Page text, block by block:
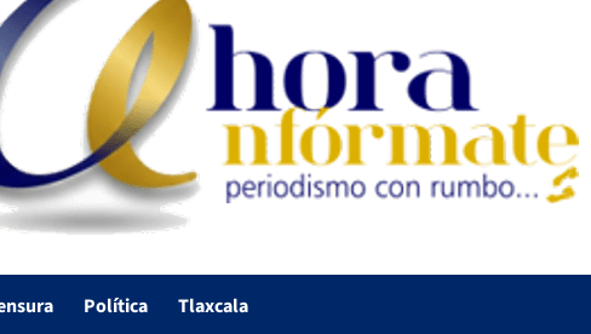
Política Tlaxcala